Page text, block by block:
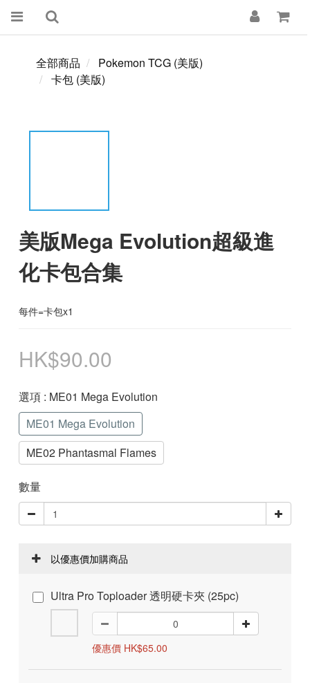
全部商品
Pokemon TCG (美版)
卡包 (美版)
美版Mega Evolution超級進
化卡包合集
每件=卡包x1
HK$90.00
選項 : ME01 Mega Evolution
ME01 Mega Evolution
ME02 Phantasmal Flames
數量
以優惠價加購商品
Ultra Pro Toploader 透明硬卡夾 (25pc)
優惠價 HK$65.00